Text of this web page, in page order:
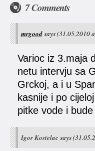
7 Comments
mrgoodsays(31.05.2010
Varioc iz 3.maja
netu intervju sa
Grckoj, a i u
kasnije i po
pitke vode i
Igor Kostelac says